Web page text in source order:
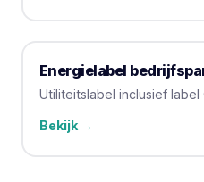
Energielabel
Utiliteitslabel inclusief label
Bekijk →